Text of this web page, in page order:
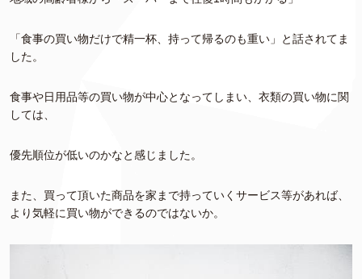
「食事の買い物だけで精一杯、持って帰るのも重い」と話されてま
した。
食事や日用品等の買い物が中心となってしまい、衣類の買い物に関
しては、
優先順位が低いのかなと感じました。
また、買って頂いた商品を家まで持っていくサービス等があれば、
より気軽に買い物ができるのではないか。